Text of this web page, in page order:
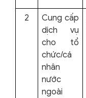
2
Cung cấp
dịch vụ
cho tổ
chức/cá
nhân
nước
ngoài